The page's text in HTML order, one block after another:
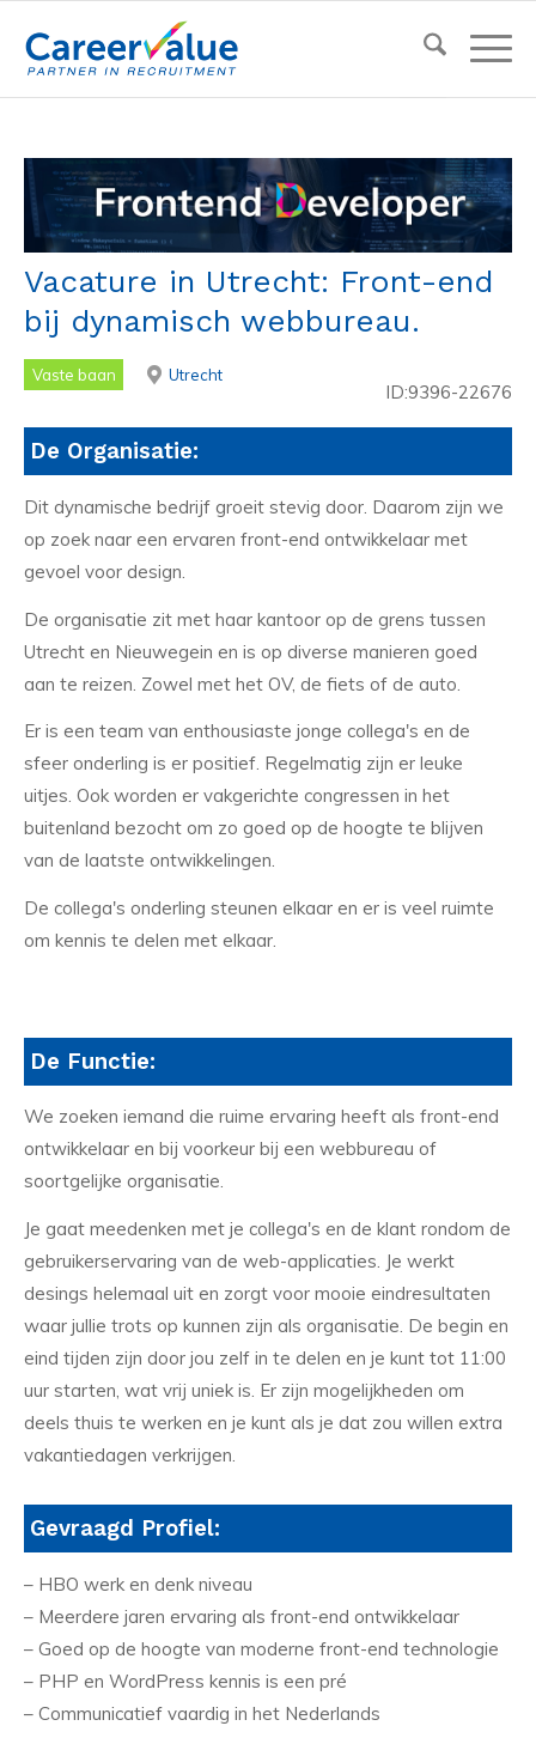
Vacature in Utrecht: Front-end
bij dynamisch webbureau.
Vaste baan Utrecht
ID:9396-22676
De Organisatie:
Dit dynamische bedrijf groeit stevig door. Daarom zijn we
op zoek naar een ervaren front-end ontwikkelaar met
gevoel voor design.
De organisatie zit met haar kantoor op de grens tussen
Utrecht en Nieuwegein en is op diverse manieren goed
aan te reizen. Zowel met het OV, de fiets of de auto.
Er is een team van enthousiaste jonge collega's en de
sfeer onderling is er positief. Regelmatig zijn er leuke
uitjes. Ook worden er vakgerichte congressen in het
buitenland bezocht om zo goed op de hoogte te blijven
van de laatste ontwikkelingen.
De collega's onderling steunen elkaar en er is veel ruimte
om kennis te delen met elkaar.
De Functie:
We zoeken iemand die ruime ervaring heeft als front-end
ontwikkelaar en bij voorkeur bij een webbureau of
soortgelijke organisatie.
Je gaat meedenken met je collega's en de klant rondom de
gebruikerservaring van de web-applicaties. Je werkt
desings helemaal uit en zorgt voor mooie eindresultaten
waar jullie trots op kunnen zijn als organisatie. De begin en
eind tijden zijn door jou zelf in te delen en je kunt tot 11:00
uur starten, wat vrij uniek is. Er zijn mogelijkheden om
deels thuis te werken en je kunt als je dat zou willen extra
vakantiedagen verkrijgen.
Gevraagd Profiel:
– HBO werk en denk niveau
– Meerdere jaren ervaring als front-end ontwikkelaar
– Goed op de hoogte van moderne front-end technologie
– PHP en WordPress kennis is een pré
– Communicatief vaardig in het Nederlands